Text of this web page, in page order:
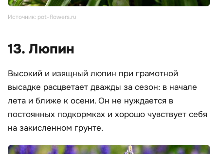
Источник: pot-flowers.ru
13. Люпин
Высокий и изящный люпин при грамотной
высадке расцветает дважды за сезон: в начале
лета и ближе к осени. Он не нуждается в
постоянных подкормках и хорошо чувствует себя
на закисленном грунте.